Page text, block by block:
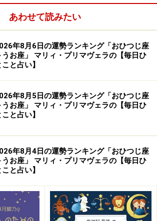
購入サイト】
で占い関連の商品をチェック！
場で占い関連の商品をチェック！
あわせて読みたい
年8月6日の運勢ランキング「おひつじ座
うお座」 マリィ・プリマヴェラの【毎日ひ
こと占い】
年8月5日の運勢ランキング「おひつじ座
うお座」 マリィ・プリマヴェラの【毎日ひ
こと占い】
年8月4日の運勢ランキング「おひつじ座
うお座」 マリィ・プリマヴェラの【毎日ひ
こと占い】